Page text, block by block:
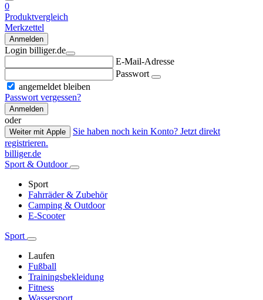
0
Produktvergleich
Merkzettel
Anmelden
Login billiger.de
E-Mail-Adresse
Passwort
angemeldet bleiben
Passwort vergessen?
Anmelden
oder
Weiter mit Apple
Sie haben noch kein Konto? Jetzt direkt
registrieren.
billiger.de
Sport & Outdoor
Sport
Fahrräder & Zubehör
Camping & Outdoor
E-Scooter
Sport
Laufen
Fußball
Trainingsbekleidung
Fitness